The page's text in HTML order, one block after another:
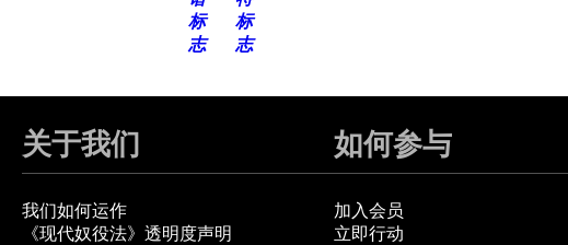
关于我们
我们如何运作
《现代奴役法》透明度声明
如何参与
加入会员
立即行动